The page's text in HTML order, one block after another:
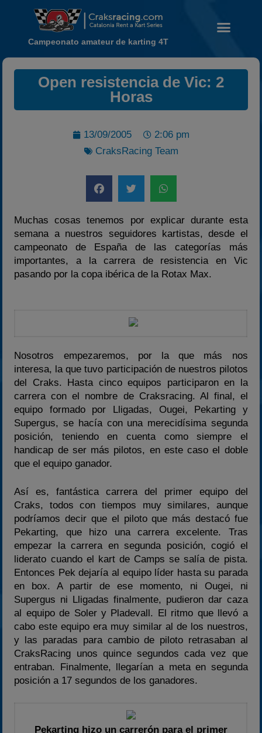
Temporada 2026
Campeonato
2020-2021
2022
Campeonato amateur de karting 4T
Open resistencia de Vic: 2
Horas
13/09/2005
2:06 pm
CraksRacing Team
Muchas cosas tenemos por explicar durante esta
semana a nuestros seguidores kartistas, desde el
campeonato de España de las categorías más
importantes, a la carrera de resistencia en Vic
pasando por la copa ibérica de la Rotax Max.
Nosotros empezaremos, por la que más nos
interesa, la que tuvo participación de nuestros pilotos
del Craks. Hasta cinco equipos participaron en la
carrera con el nombre de Craksracing. Al final, el
equipo formado por Lligadas, Ougei, Pekarting y
Supergus, se hacía con una merecidísima segunda
posición, teniendo en cuenta como siempre el
handicap de ser más pilotos, en este caso el doble
que el equipo ganador.
Así es, fantástica carrera del primer equipo del
Craks, todos con tiempos muy similares, aunque
podríamos decir que el piloto que más destacó fue
Pekarting, que hizo una carrera excelente. Tras
empezar la carrera en segunda posición, cogió el
liderato cuando el kart de Camps se salía de pista.
Entonces Pek dejaría al equipo líder hasta su parada
en box. A partir de ese momento, ni Ougei, ni
Supergus ni Lligadas finalmente, pudieron dar caza
al equipo de Soler y Pladevall. El ritmo que llevó a
cabo este equipo era muy similar al de los nuestros,
y las paradas para cambio de piloto retrasaban al
CraksRacing unos quince segundos cada vez que
entraban. Finalmente, llegarían a meta en segunda
posición a 17 segundos de los ganadores.
Pekarting hizo un carrerón para el primer